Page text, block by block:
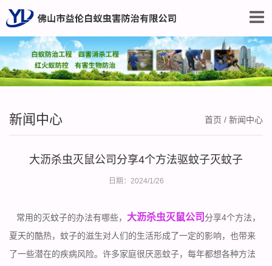
新闻中心 首页 / 新闻中心
大沥杀虫灭鼠公司分享4个方法驱蚊子灭蚊子
日期：2024/1/26
常用的灭蚊子的办法有哪些， 大沥杀虫灭鼠公司 分享4个方法，
夏天的酷热，蚊子的滋生对人们的生活形成了一定的影响，也带来
了一些潜在的疾病风险。许多家庭很厌恶蚊子，每年都想各种方法